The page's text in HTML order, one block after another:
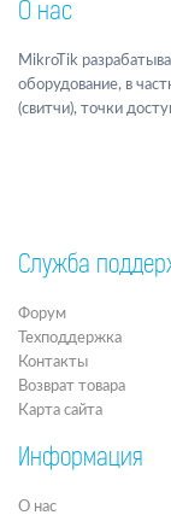
О нас
MikroTik
оборудование, в
(свитчи), точки
Служба
Форум
Техподдержка
Контакты
Возврат товара
Карта сайта
Информация
О нас